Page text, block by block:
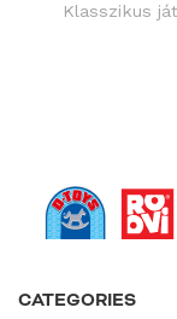
Klasszikus
CATEGORIES